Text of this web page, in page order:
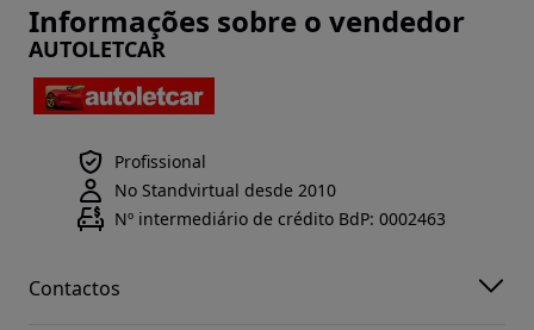
Informações sobre o vendedor
AUTOLETCAR
Profissional
No Standvirtual desde 2010
Nº intermediário de crédito BdP: 0002463
Contactos